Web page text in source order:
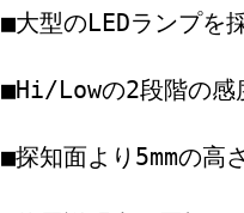
■大型のLEDランプを
■Hi/Lowの2段階の感
■探知面より5mmの高